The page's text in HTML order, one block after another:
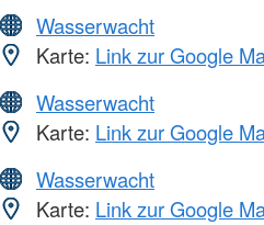
Wasserwacht
Karte: Link zur Google
Wasserwacht
Karte: Link zur Google
Wasserwacht
Karte: Link zur Google